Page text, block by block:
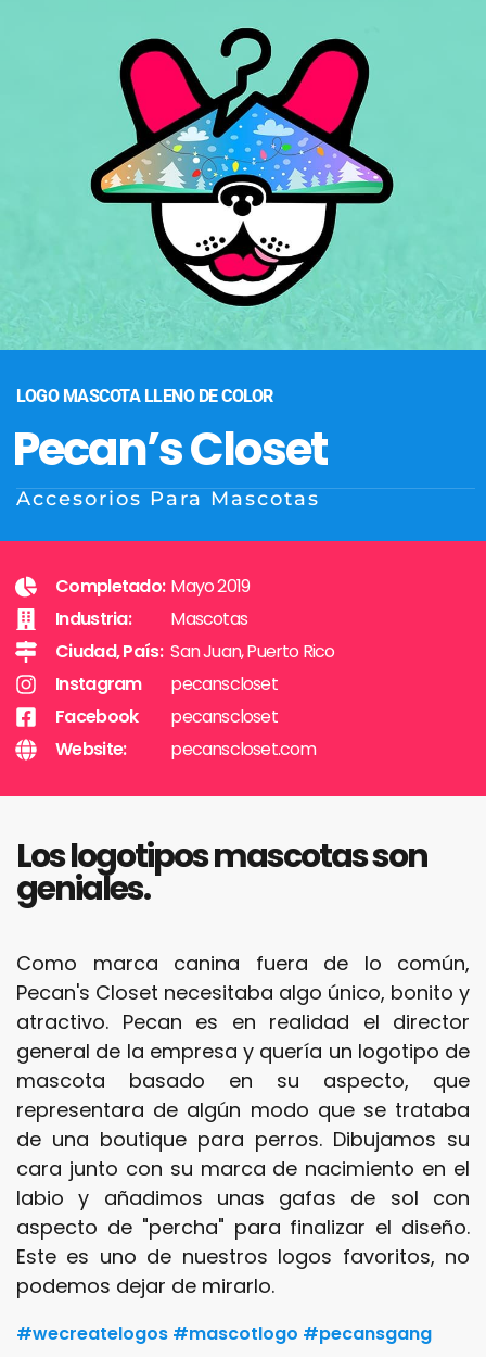
LOGO MASCOTA LLENO DE COLOR
Pecan’s Closet
Accesorios Para Mascotas
Completado:
Industria:
Ciudad, País:
Instagram
Facebook
Website:
Mayo 2019
Mascotas
San Juan, Puerto Rico
pecanscloset
pecanscloset
pecanscloset.com
Los logotipos mascotas son
geniales.
Como marca canina fuera de lo común,
Pecan's Closet necesitaba algo único, bonito y
atractivo. Pecan es en realidad el director
general de la empresa y quería un logotipo de
mascota basado en su aspecto, que
representara de algún modo que se trataba
de una boutique para perros. Dibujamos su
cara junto con su marca de nacimiento en el
labio y añadimos unas gafas de sol con
aspecto de "percha" para finalizar el diseño.
Este es uno de nuestros logos favoritos, no
podemos dejar de mirarlo.
#wecreatelogos #mascotlogo #pecansgang